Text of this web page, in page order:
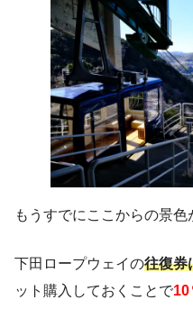
もうすでにここからの景色
下田ロープウェイの往復券
ット購入しておくことで10